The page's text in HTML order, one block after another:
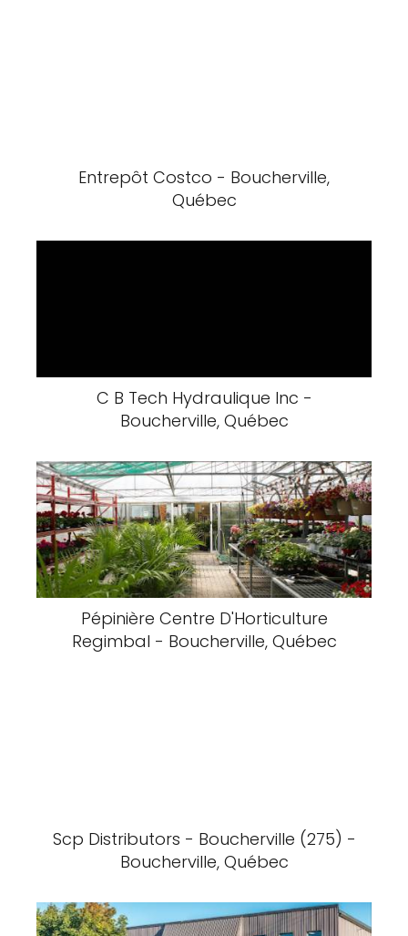
Entrepôt Costco - Boucherville,
Québec
C B Tech Hydraulique Inc -
Boucherville, Québec
Pépinière Centre D'Horticulture
Regimbal - Boucherville, Québec
Scp Distributors - Boucherville (275) -
Boucherville, Québec